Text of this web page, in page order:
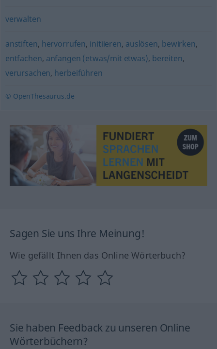
verwalten
anstiften, hervorrufen, initiieren, auslösen, bewirken,
entfachen, anfangen (etwas/mit etwas), bereiten,
verursachen, herbeiführen
© OpenThesaurus.de
Sagen Sie uns Ihre Meinung!
Wie gefällt Ihnen das Online Wörterbuch?
Sie haben Feedback zu unseren Online
Wörterbüchern?